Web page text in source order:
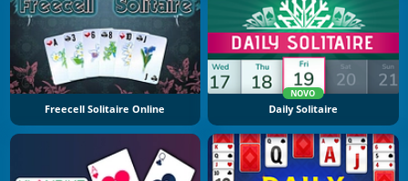
Freecell Solitaire Online
NOVO
Daily Solitaire